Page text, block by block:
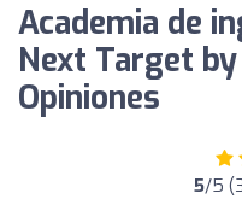
Academia de
Next Target
Opiniones
5/5